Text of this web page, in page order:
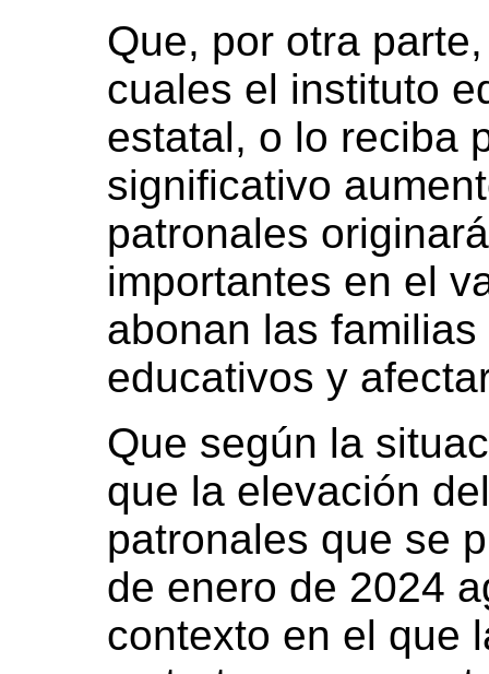
Que, por otra
cuales el instituto
estatal, o lo reciba
significativo
patronales
importantes en el
abonan las
educativos y
Que según la
que la elevación
patronales que se
de enero de 2024
contexto en el que